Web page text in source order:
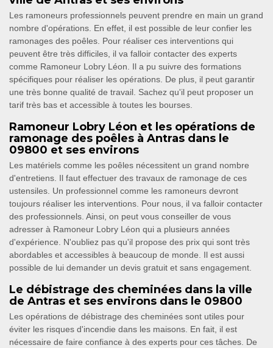
Les ramoneurs professionnels peuvent prendre en main un grand
nombre d'opérations. En effet, il est possible de leur confier les
ramonages des poêles. Pour réaliser ces interventions qui
peuvent être très difficiles, il va falloir contacter des experts
comme Ramoneur Lobry Léon. Il a pu suivre des formations
spécifiques pour réaliser les opérations. De plus, il peut garantir
une très bonne qualité de travail. Sachez qu'il peut proposer un
tarif très bas et accessible à toutes les bourses.
Ramoneur Lobry Léon et les opérations de
ramonage des poêles à Antras dans le
09800 et ses environs
Les matériels comme les poêles nécessitent un grand nombre
d'entretiens. Il faut effectuer des travaux de ramonage de ces
ustensiles. Un professionnel comme les ramoneurs devront
toujours réaliser les interventions. Pour nous, il va falloir contacter
des professionnels. Ainsi, on peut vous conseiller de vous
adresser à Ramoneur Lobry Léon qui a plusieurs années
d'expérience. N'oubliez pas qu'il propose des prix qui sont très
abordables et accessibles à beaucoup de monde. Il est aussi
possible de lui demander un devis gratuit et sans engagement.
Le débistrage des cheminées dans la ville
de Antras et ses environs dans le 09800
Les opérations de débistrage des cheminées sont utiles pour
éviter les risques d'incendie dans les maisons. En fait, il est
nécessaire de faire confiance à des experts pour ces tâches. De